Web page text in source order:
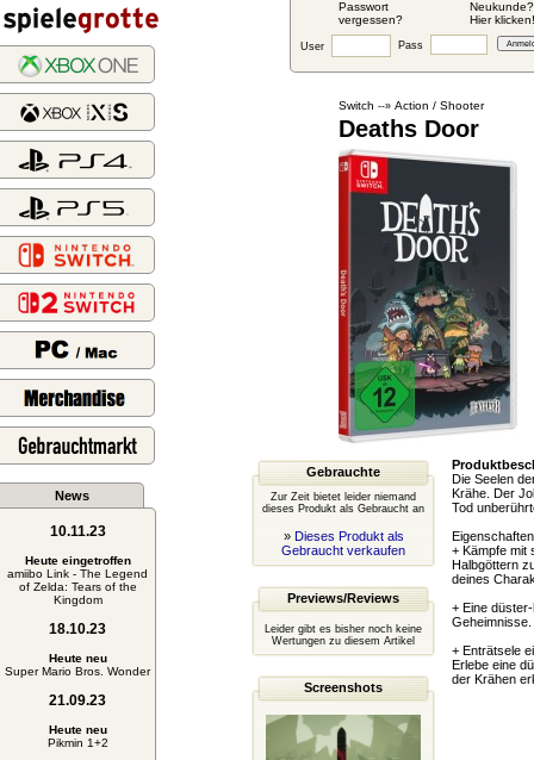
Passwort
vergessen?
Neukunde?
Hier klicken!
User Pass
News
10.11.23
Heute eingetroffen
amiibo Link - The Legend
of Zelda: Tears of the
Kingdom
18.10.23
Heute neu
Super Mario Bros. Wonder
21.09.23
Heute neu
Pikmin 1+2
Switch --» Action / Shooter
Deaths Door
Gebrauchte
Zur Zeit bietet leider niemand
dieses Produkt als Gebraucht an
» Dieses Produkt als
Gebraucht verkaufen
Previews/Reviews
Leider gibt es bisher noch keine
Wertungen zu diesem Artikel
Screenshots
Die Seelen
Krähe. Der
Tod
+ Kämpfe mit
Halbgöttern
deines
+ Eine
+ Enträtsele
Erlebe eine
der Krähen